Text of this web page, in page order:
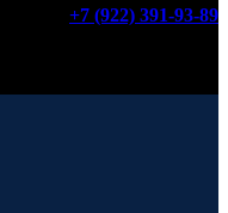
+7 (922) 391-93-89